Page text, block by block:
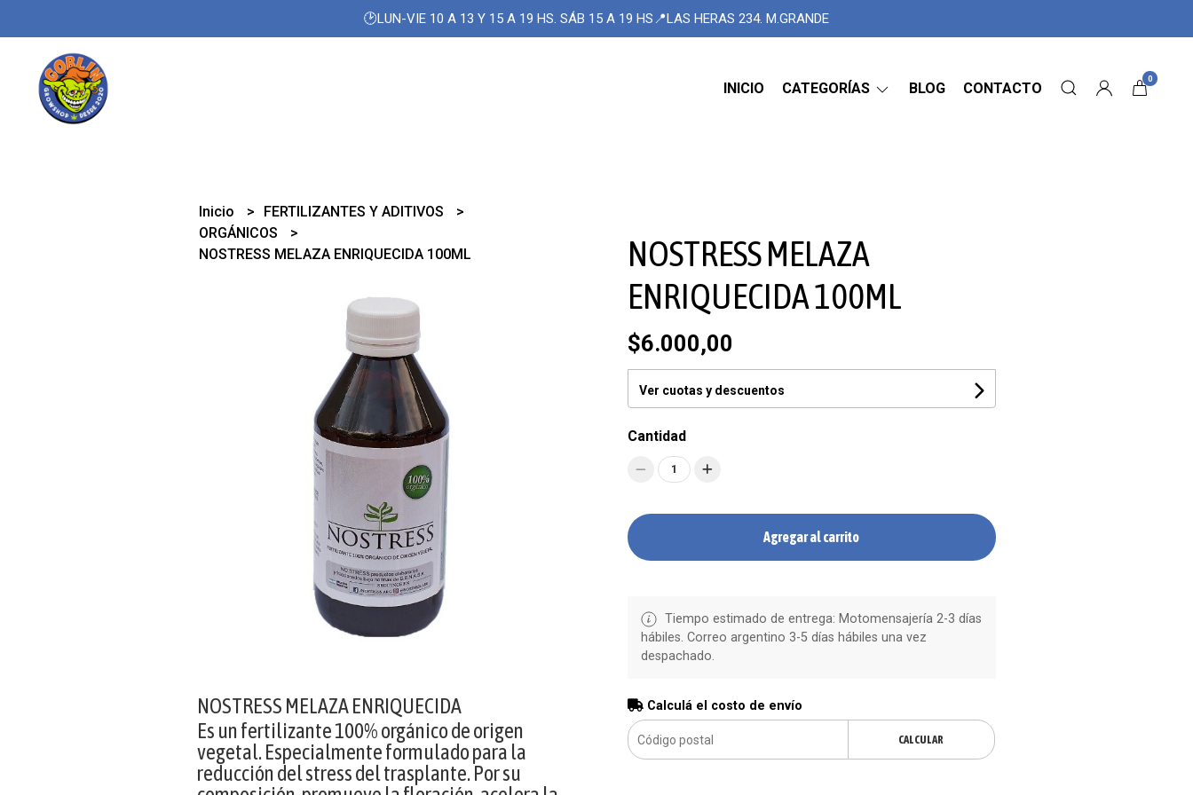
🕑LUN-VIE 10 A 13 Y 15 A 19 HS. SÁB 15 A 19 HS📍LAS HERAS 234. M.GRANDE
INICIO CATEGORÍAS BLOG CONTACTO
0
Inicio
FERTILIZANTES Y ADITIVOS
ORGÁNICOS
NOSTRESS MELAZA ENRIQUECIDA 100ML
NOSTRESS MELAZA ENRIQUECIDA
Es un fertilizante 100% orgánico de origen
vegetal. Especialmente formulado para la
reducción del stress del trasplante. Por su
NOSTRESS MELAZA
ENRIQUECIDA 100ML
$6.000,00
Ver cuotas y descuentos
Cantidad
1
Agregar al carrito
Tiempo estimado de entrega: Motomensajería 2-3 días
hábiles. Correo argentino 3-5 días hábiles una vez
despachado.
Calculá el costo de envío
CALCULAR